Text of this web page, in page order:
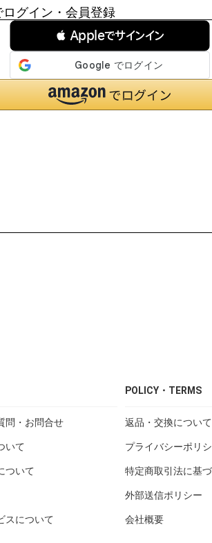
グイン・会員登録
 Appleでサインイン
問・お問合せ
いて
ついて
スについて
POLICY・TERMS
返品・交換について
プライバシーポリ
特定商取引法に基
外部送信ポリシー
会社概要